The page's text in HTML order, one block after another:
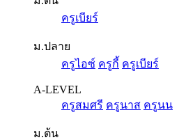
ครูเบียร์
ม.ปลาย
ครูไอซ์ ครูกี้ ครูเบียร์
A-LEVEL
ครูสมศรี ครูนาส ครูนน
ม.ต้น